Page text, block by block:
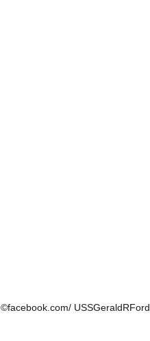
©facebook.com/ USSGeraldRFord